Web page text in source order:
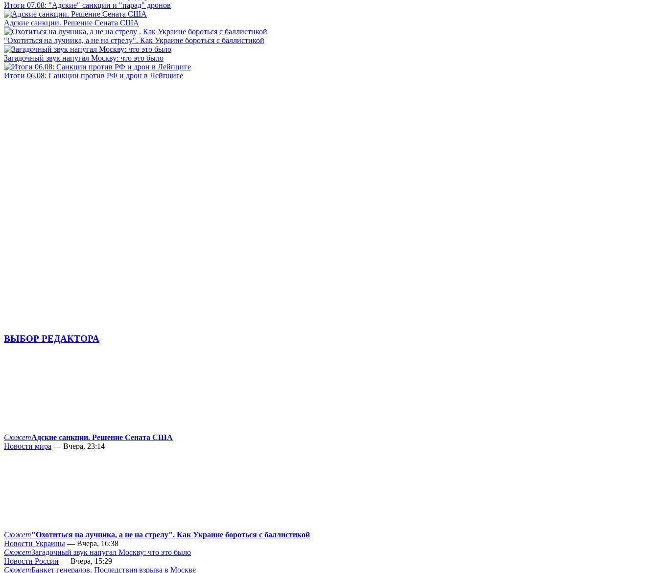
Итоги 07.08: "Адские" санкции и "парад" дронов
Адские санкции. Решение Сената США
"Охотиться на лучника, а не на стрелу". Как Украине бороться с баллистикой
Загадочный звук напугал Москву: что это было
Итоги 06.08: Санкции против РФ и дрон в Лейпциге
ВЫБОР РЕДАКТОРА
СюжетАдские санкции. Решение Сената США
Новости мира — Вчера, 23:14
Сюжет"Охотиться на лучника, а не на стрелу". Как Украине бороться с баллистикой
Новости Украины — Вчера, 16:38
СюжетЗагадочный звук напугал Москву: что это было
Новости России — Вчера, 15:29
СюжетБанкет генералов. Последствия взрыва в Москве